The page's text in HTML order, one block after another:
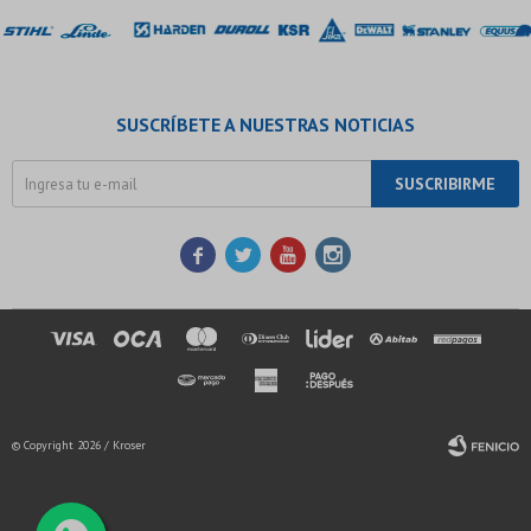
SUSCRÍBETE A NUESTRAS NOTICIAS
SUSCRIBIRME
   
© Copyright 2026 / Kroser